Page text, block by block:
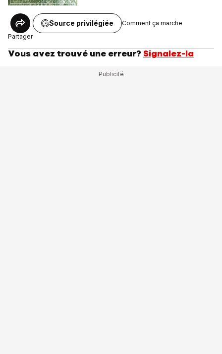
Partager
Source privilégiée Comment ça marche
Vous avez trouvé une erreur? Signalez-la